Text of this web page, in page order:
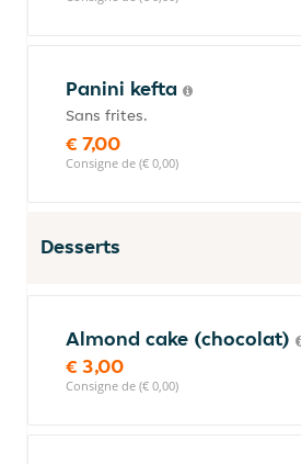
Panini kefta
Sans frites.
€ 7,00
Consigne de (€ 0,00)
Desserts
Almond cake (chocolat)
€ 3,00
Consigne de (€ 0,00)